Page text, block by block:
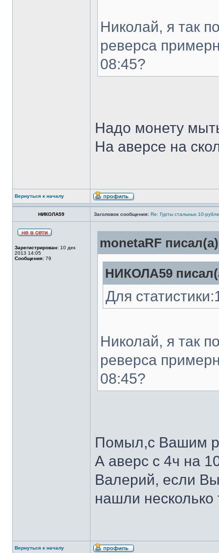
Николай, я так
реверса
08:45?
Надо монету
На аверсе на
Вернуться к началу
НИКОЛА59 Заголовок сообщения: Re: Гурты стальных 10-
Зарегистрирован: 10 дек
2013 14:05
Сообщения: 79
monetaRF
НИКОЛА59
Для
Николай, я так
реверса
08:45?
Помыл,с Вашим
А аверс с 4ч на
Валерий, если
нашли несколько
Вернуться к началу